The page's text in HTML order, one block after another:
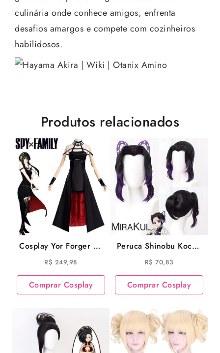
culinária onde conhece amigos, enfrenta
desafios amargos e compete com cozinheiros
habilidosos.
Produtos relacionados
Cosplay Yor Forger de
Spy Family
R$ 249,98
Comprar Cosplay
Peruca Shinobu Kocho
Cosplay Demon Slayer
Cosplay
R$ 70,83
Comprar Cosplay